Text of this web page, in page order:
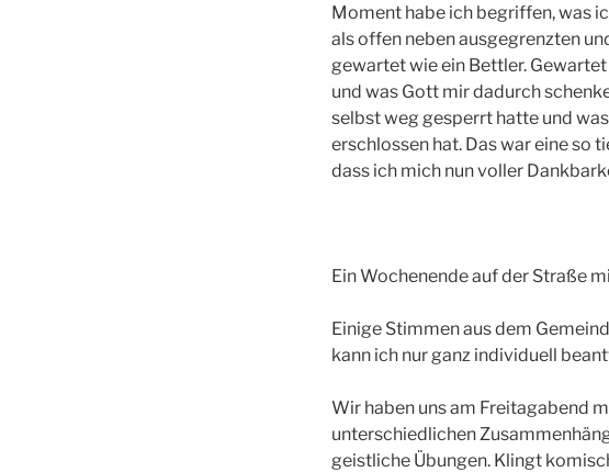
Moment habe ich begriffen, was
als offen neben ausgegrenzten
gewartet wie ein Bettler.
und was Gott mir dadurch
selbst weg gesperrt hatte und
erschlossen hat. Das war eine so
dass ich mich nun voller
Ein Wochenende auf der Straße
Einige Stimmen aus dem
kann ich nur ganz individuell
Wir haben uns am Freitagabend
unterschiedlichen
geistliche Übungen. Klingt